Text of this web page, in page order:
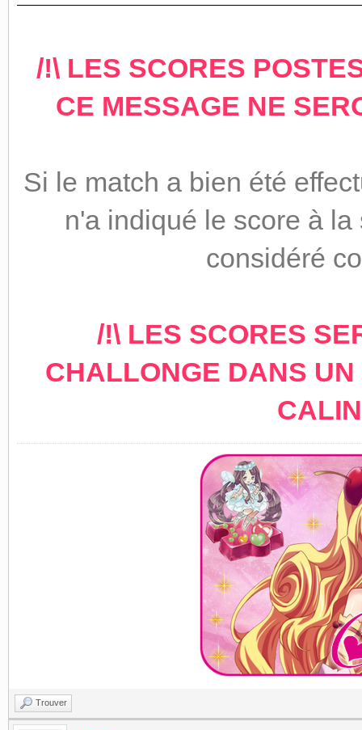
/!\ LES SCORES
CE MESSAGE NE
Si le match a bien été
n'a indiqué le score à
considéré
/!\ LES SCORES
CHALLONGE DANS
Trouver